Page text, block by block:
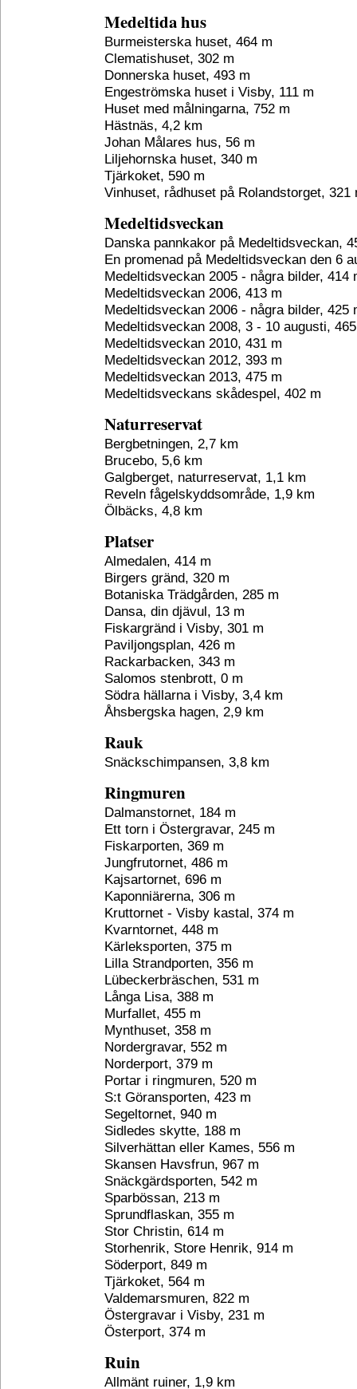
Medeltida hus
Burmeisterska huset, 464 m
Clematishuset, 302 m
Donnerska huset, 493 m
Engeströmska huset i Visby, 111 m
Huset med målningarna, 752 m
Hästnäs, 4,2 km
Johan Målares hus, 56 m
Liljehornska huset, 340 m
Tjärkoket, 590 m
Vinhuset, rådhuset på Rolandstorget, 321
Medeltidsveckan
Danska pannkakor på Medeltidsveckan,
En promenad på Medeltidsveckan den 6
Medeltidsveckan 2005 - några bilder, 414
Medeltidsveckan 2006, 413 m
Medeltidsveckan 2006 - några bilder, 425
Medeltidsveckan 2008, 3 - 10 augusti,
Medeltidsveckan 2010, 431 m
Medeltidsveckan 2012, 393 m
Medeltidsveckan 2013, 475 m
Medeltidsveckans skådespel, 402 m
Naturreservat
Bergbetningen, 2,7 km
Brucebo, 5,6 km
Galgberget, naturreservat, 1,1 km
Reveln fågelskyddsområde, 1,9 km
Ölbäcks, 4,8 km
Platser
Almedalen, 414 m
Birgers gränd, 320 m
Botaniska Trädgården, 285 m
Dansa, din djävul, 13 m
Fiskargränd i Visby, 301 m
Paviljongsplan, 426 m
Rackarbacken, 343 m
Salomos stenbrott, 0 m
Södra hällarna i Visby, 3,4 km
Åhsbergska hagen, 2,9 km
Rauk
Snäckschimpansen, 3,8 km
Ringmuren
Dalmanstornet, 184 m
Ett torn i Östergravar, 245 m
Fiskarporten, 369 m
Jungfrutornet, 486 m
Kajsartornet, 696 m
Kaponniärerna, 306 m
Kruttornet - Visby kastal, 374 m
Kvarntornet, 448 m
Kärleksporten, 375 m
Lilla Strandporten, 356 m
Lübeckerbräschen, 531 m
Långa Lisa, 388 m
Murfallet, 455 m
Mynthuset, 358 m
Nordergravar, 552 m
Norderport, 379 m
Portar i ringmuren, 520 m
S:t Göransporten, 423 m
Segeltornet, 940 m
Sidledes skytte, 188 m
Silverhättan eller Kames, 556 m
Skansen Havsfrun, 967 m
Snäckgärdsporten, 542 m
Sparbössan, 213 m
Sprundflaskan, 355 m
Stor Christin, 614 m
Storhenrik, Store Henrik, 914 m
Söderport, 849 m
Tjärkoket, 564 m
Valdemarsmuren, 822 m
Östergravar i Visby, 231 m
Österport, 374 m
Ruin
Allmänt ruiner, 1,9 km